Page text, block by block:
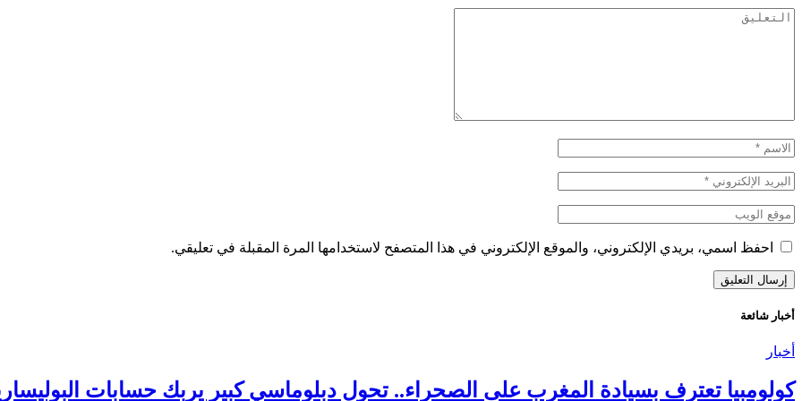
احفظ اسمي، بريدي الإلكتروني، والموقع الإلكتروني في هذا المتصفح لاستخدامها المرة المقبلة في تعليقي.
أخبار شائعة
أخبار
كولومبيا تعترف بسيادة المغرب على الصحراء.. تحول دبلوماسي كبير يربك حسابات